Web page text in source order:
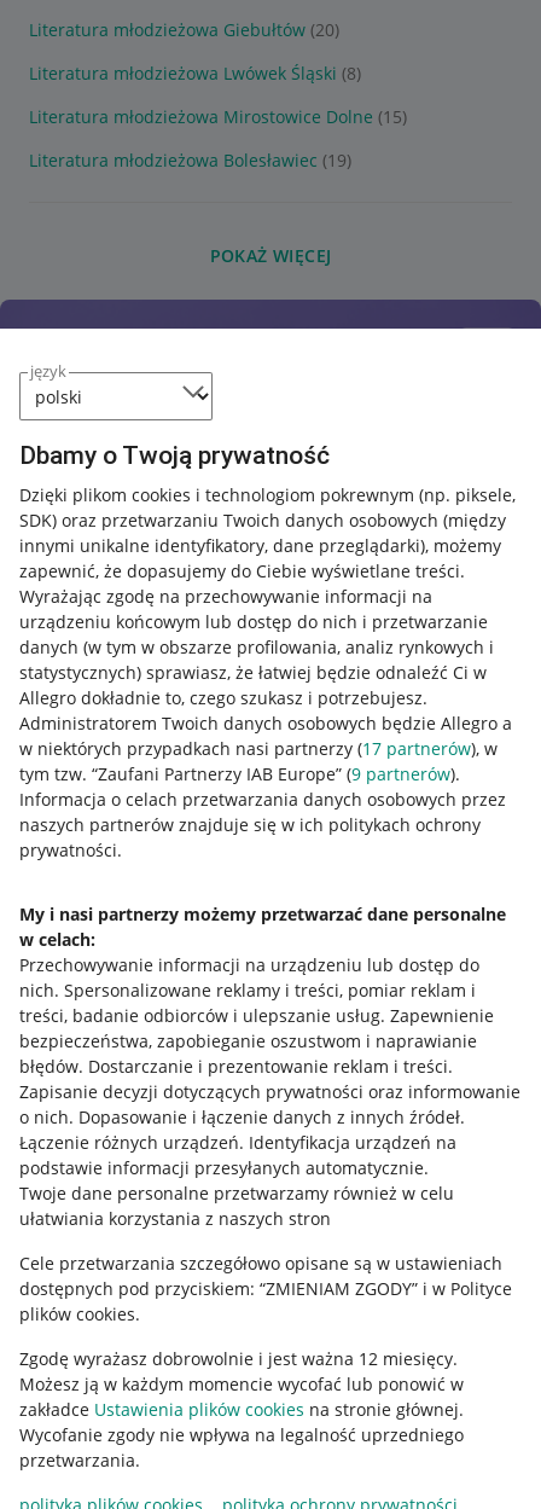
język
Dbamy o Twoją prywatność
Dzięki plikom cookies i technologiom pokrewnym (np. piksele,
SDK) oraz przetwarzaniu Twoich danych osobowych (między
innymi unikalne identyfikatory, dane przeglądarki), możemy
zapewnić, że dopasujemy do Ciebie wyświetlane treści.
Wyrażając zgodę na przechowywanie informacji na
urządzeniu końcowym lub dostęp do nich i przetwarzanie
danych (w tym w obszarze profilowania, analiz rynkowych i
statystycznych) sprawiasz, że łatwiej będzie odnaleźć Ci w
Allegro dokładnie to, czego szukasz i potrzebujesz.
Administratorem Twoich danych osobowych będzie Allegro a
w niektórych przypadkach nasi partnerzy (17 partnerów), w
tym tzw. “Zaufani Partnerzy IAB Europe” (9 partnerów).
Informacja o celach przetwarzania danych osobowych przez
naszych partnerów znajduje się w ich politykach ochrony
prywatności.
My i nasi partnerzy możemy przetwarzać dane personalne
w celach:
Przechowywanie informacji na urządzeniu lub dostęp do
nich. Spersonalizowane reklamy i treści, pomiar reklam i
treści, badanie odbiorców i ulepszanie usług. Zapewnienie
bezpieczeństwa, zapobieganie oszustwom i naprawianie
błędów. Dostarczanie i prezentowanie reklam i treści.
Zapisanie decyzji dotyczących prywatności oraz informowanie
o nich. Dopasowanie i łączenie danych z innych źródeł.
Łączenie różnych urządzeń. Identyfikacja urządzeń na
podstawie informacji przesyłanych automatycznie.
Twoje dane personalne przetwarzamy również w celu
ułatwiania korzystania z naszych stron
Cele przetwarzania szczegółowo opisane są w ustawieniach
dostępnych pod przyciskiem: “ZMIENIAM ZGODY” i w Polityce
plików cookies.
Zgodę wyrażasz dobrowolnie i jest ważna 12 miesięcy.
Możesz ją w każdym momencie wycofać lub ponowić w
zakładce Ustawienia plików cookies na stronie głównej.
Wycofanie zgody nie wpływa na legalność uprzedniego
przetwarzania.
Literatura młodzieżowa Giebułtów (20)
Literatura młodzieżowa Lwówek Śląski (8)
Literatura młodzieżowa Mirostowice Dolne (15)
Literatura młodzieżowa Bolesławiec (19)
POKAŻ WIĘCEJ
Przydatne informacje
Jak to działa
Allegro Gadane dla sprzedających
Allegro Gadane dla kupujących
Mapa miejscowości
Informacje prawne
Regulamin
Polityka plików "cookies"
Ustawienia plików "cookies"
Udostępnianie lokalizacji
Informacje dla Aktu o Usługach Cyfrowych
Pobierz aplikację